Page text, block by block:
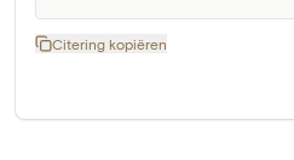
Citering kopiëren